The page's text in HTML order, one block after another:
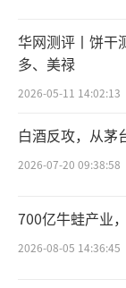
6%和87.60%
值得一
在香港资本
具体来
称，其子公
上市备案申
华网测评丨饼干
多、美禄
2026-05-11 14:02:13
白酒反攻，从茅
2026-07-20 09:38:58
700亿牛蛙产业
2026-08-05 14:36:45